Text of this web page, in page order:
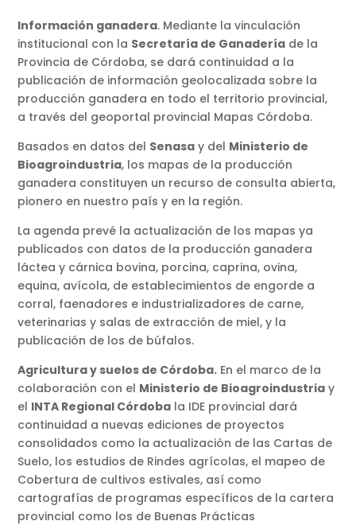
Información ganadera. Mediante la vinculación
institucional con la Secretaría de Ganadería de la
Provincia de Córdoba, se dará continuidad a la
publicación de información geolocalizada sobre la
producción ganadera en todo el territorio provincial,
a través del geoportal provincial Mapas Córdoba.
Basados en datos del Senasa y del Ministerio de
Bioagroindustria, los mapas de la producción
ganadera constituyen un recurso de consulta abierta,
pionero en nuestro país y en la región.
La agenda prevé la actualización de los mapas ya
publicados con datos de la producción ganadera
láctea y cárnica bovina, porcina, caprina, ovina,
equina, avícola, de establecimientos de engorde a
corral, faenadores e industrializadores de carne,
veterinarias y salas de extracción de miel, y la
publicación de los de búfalos.
Agricultura y suelos de Córdoba. En el marco de la
colaboración con el Ministerio de Bioagroindustria y
el INTA Regional Córdoba la IDE provincial dará
continuidad a nuevas ediciones de proyectos
consolidados como la actualización de las Cartas de
Suelo, los estudios de Rindes agrícolas, el mapeo de
Cobertura de cultivos estivales, así como
cartografías de programas específicos de la cartera
provincial como los de Buenas Prácticas